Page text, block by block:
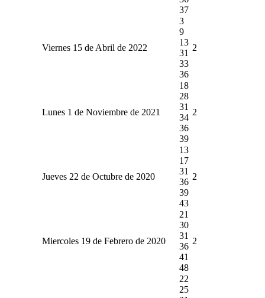
37
Viernes 15 de Abril de 2022
3
9
13
31
33
36
2
Lunes 1 de Noviembre de 2021
18
28
31
34
36
39
2
Jueves 22 de Octubre de 2020
13
17
31
36
39
43
2
Miercoles 19 de Febrero de 2020
21
30
31
36
41
48
2
22
25